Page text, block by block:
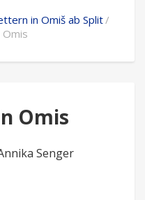
in Omiš ab Split
Omis
Senger